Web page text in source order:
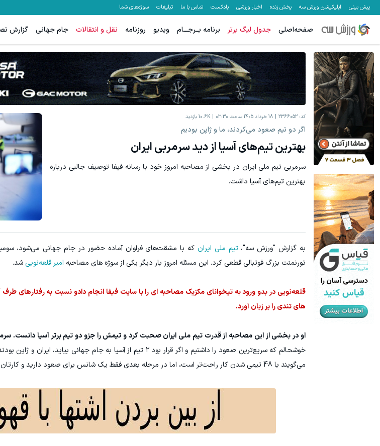
پیش بینی اپلیکیشن ورزش سه پخش زنده اخبار ورزشی پادکست تماس با ما تبلیغات سوژه‌های شما
صفحه‌اصلی جدول لیگ برتر برنامه بــرجـــام ویدیو روزنامه نقل و انتقالات جام جهانی گزارش
کد: 2366052 18 خرداد 1405 ساعت 03:30 10.6K بازدید
اگر دو تیم صعود می‌کردند، ما و ژاپن بودیم
بهترین تیم‌های آسیا از دید سرمربی ایران
سرمربی تیم ملی ایران در بخشی از مصاحبه امروز خود با رسانه فیفا توصیف جالبی درباره
بهترین تیم‌های آسیا داشت.
به گزارش "ورزش سه"،تیم ملی ایران که با مشقت‌های فراوان آماده حضور در جام جهانی می‌شود،
تورنمنت بزرگ فوتبالی قطعی کرد. این مسئله امروز بار دیگر یکی از سوژه های مصاحبه امیر قلعه‌نویی شد.
قلعه‌نویی در بدو ورود به تیخوانای مکزیک مصاحبه ای را با سایت فیفا انجام دادو نسبت به رفتارهای طرف
های تندی را بر زبان آورد.
او در بخشی از این مصاحبه از قدرت تیم ملی ایران صحبت کرد و تیمش را جزو دو تیم برتر آسیا
خوشحالم که سریع‌ترین صعود را داشتیم و اگر قرار بود ۲ تیم از آسیا به جام
می‌گویند با 48 تیمی شدن کار راحت‌تر است، اما در مرحله بعدی فقط یک شانس برای صعود دارید و کارتان سخت‌تر است.»